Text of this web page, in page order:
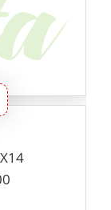
fiyatı: